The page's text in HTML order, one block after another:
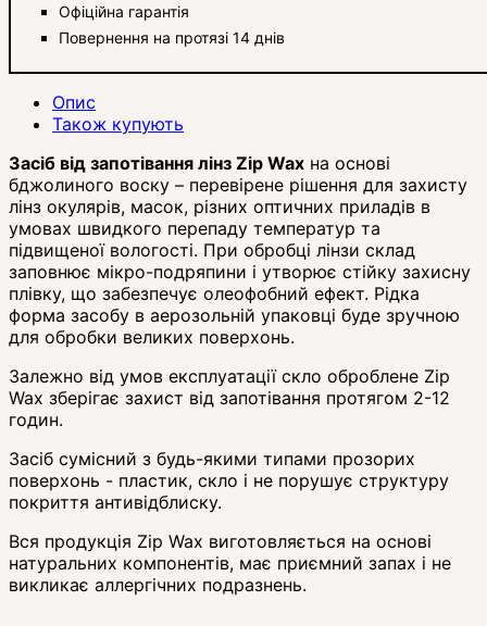
Офіційна гарантія
Повернення на протязі 14 днів
Опис
Також купують
Засіб від запотівання лінз Zip Wax на основі
бджолиного воску – перевірене рішення для захисту
лінз окулярів, масок, різних оптичних приладів в
умовах швидкого перепаду температур та
підвищеної вологості. При обробці лінзи склад
заповнює мікро-подряпини і утворює стійку захисну
плівку, що забезпечує олеофобний ефект. Рідка
форма засобу в аерозольній упаковці буде зручною
для обробки великих поверхонь.
Залежно від умов експлуатації скло оброблене Zip
Wax зберігає захист від запотівання протягом 2-12
годин.
Засіб сумісний з будь-якими типами прозорих
поверхонь - пластик, скло і не порушує структуру
покриття антивідблиску.
Вся продукція Zip Wax виготовляється на основі
натуральних компонентів, має приємний запах і не
викликає аллергічних подразнень.